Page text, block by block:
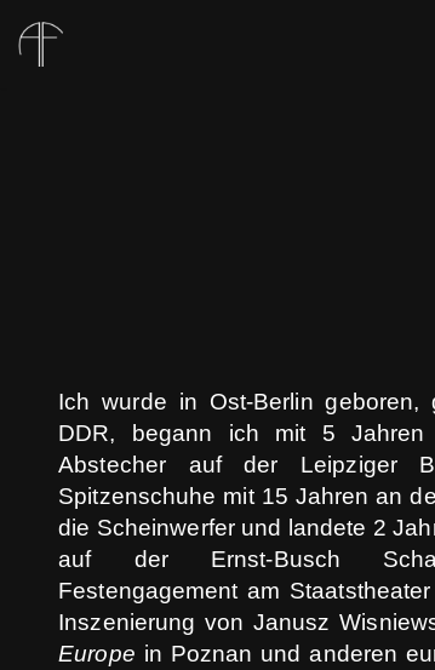
Zum
Ich wurde in Ost-Berlin
DDR, begann ich mit 5
Abstecher auf der Leipziger
Spitzenschuhe mit 15 Jahren an
die Scheinwerfer und landete 2
auf der Ernst-Busch
Festengagement am
Inszenierung von Janusz
Europe in Poznan und anderen